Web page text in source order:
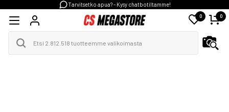
Tarvitsetko apua? - Kysy chatbotiltamme!
0 0